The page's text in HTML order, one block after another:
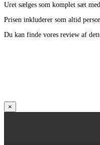
Uret sælges som komplet sæt
Prisen inkluderer som altid
Du kan finde vores review af
×